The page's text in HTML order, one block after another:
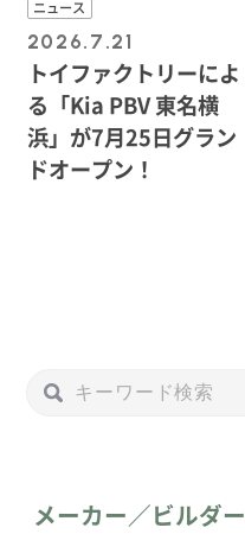
ニュース
2026.7.21
トイファクトリーによ
る「Kia PBV 東名横
浜」が7月25日グラン
ドオープン！
メーカー／ビルダー